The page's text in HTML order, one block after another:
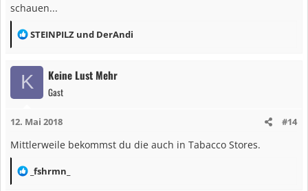
schauen...
R
a
k
o
n
n
STEINPILZ und DerAndi
K Keine Lust Mehr
Gast
12. Mai 2018 #14
Mittlerweile bekommst du die auch in Tabacco Stores.
R_fshrmn_